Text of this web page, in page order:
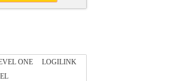
ONE
LOGILINK